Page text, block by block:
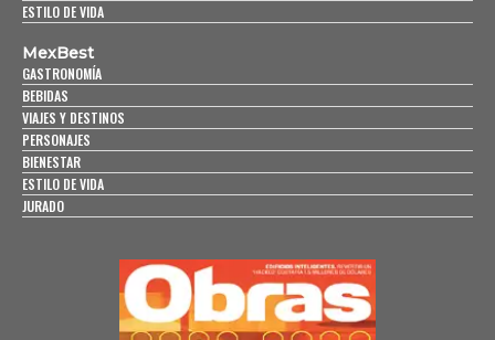
ESTILO DE VIDA
MexBest
GASTRONOMÍA
BEBIDAS
VIAJES Y DESTINOS
PERSONAJES
BIENESTAR
ESTILO DE VIDA
JURADO